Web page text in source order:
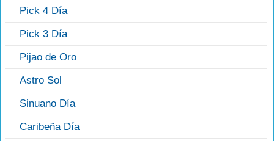
Pick 4 Día
Pick 3 Día
Pijao de Oro
Astro Sol
Sinuano Día
Caribeña Día